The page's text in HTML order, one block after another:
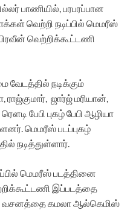
பாணியில், பரபரப்பான
வெற்றி நடிப்பில் மெமரீஸ்
வெற்றிக்கூட்டணி
வேடத்தில் நடிக்கும்
ஜார்ஜ் மரியான்,
பேபி புகழ் பேபி ஆழியா
மெமரீஸ் படப்புகழ்
நடித்துள்ளார்.
மெமரீஸ் படத்தினை
இப்படத்தை
வசனத்தை கமலா ஆல்கெமிஸ்